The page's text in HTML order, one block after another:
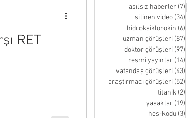
RET
asılsız haberler (7)
silinen video (34)
hidroksiklorokin (6)
uzman görüşleri (87)
doktor görüşleri (97)
resmi yayınlar (14)
vatandaş görüşleri (43)
araştırmacı görüşleri (52)
titanik (2)
yasaklar (19)
hes-kodu (3)